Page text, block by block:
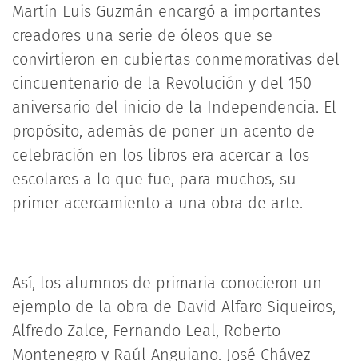
Martín Luis Guzmán encargó a importantes
creadores una serie de óleos que se
convirtieron en cubiertas conmemorativas del
cincuentenario de la Revolución y del 150
aniversario del inicio de la Independencia. El
propósito, además de poner un acento de
celebración en los libros era acercar a los
escolares a lo que fue, para muchos, su
primer acercamiento a una obra de arte.
Así, los alumnos de primaria conocieron un
ejemplo de la obra de David Alfaro Siqueiros,
Alfredo Zalce, Fernando Leal, Roberto
Montenegro y Raúl Anguiano. José Chávez